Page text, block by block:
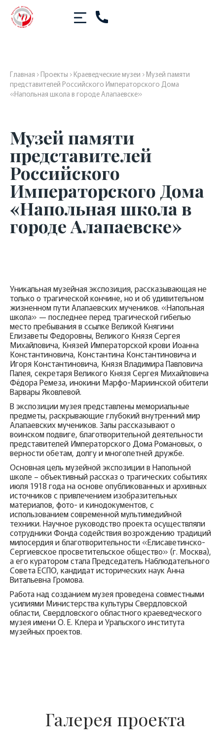
Главная ›Проекты ›Краеведческие музеи ›Музей памяти
представителей Российского Императорского Дома
«Напольная школа в городе Алапаевске»
Музей памяти
представителей
Российского
Императорского Дома
«Напольная школа в
городе Алапаевске»
Уникальная музейная экспозиция, рассказывающая не
только о трагической кончине, но и об удивительном
жизненном пути Алапаевских мучеников. «Напольная
школа» — последнее перед трагической гибелью
место пребывания в ссылке Великой Княгини
Елизаветы Федоровны, Великого Князя Сергея
Михайловича, Князей Императорской крови Иоанна
Константиновича, Константина Константиновича и
Игоря Константиновича, Князя Владимира Павловича
Палея, секретаря Великого Князя Сергея Михайловича
Фёдора Ремеза, инокини Марфо-Мариинской обители
Варвары Яковлевой.
В экспозиции музея представлены мемориальные
предметы, раскрывающие глубокий внутренний мир
Алапаевских мучеников. Залы рассказывают о
воинском подвиге, благотворительной деятельности
представителей Императорского Дома Романовых, о
верности обетам, долгу и многолетней дружбе.
Основная цель музейной экспозиции в Напольной
школе – объективный рассказ о трагических событиях
июля 1918 года на основе опубликованных и архивных
источников с привлечением изобразительных
материалов, фото- и кинодокументов, с
использованием современной мультимедийной
техники. Научное руководство проекта осуществляли
сотрудники Фонда содействия возрождению традиций
милосердия и благотворительности «Елисаветинско-
Сергиевское просветительское общество» (г. Москва),
а его куратором стала Председатель Наблюдательного
Совета ЕСПО, кандидат исторических наук Анна
Витальевна Громова.
Работа над созданием музея проведена совместными
усилиями Министерства культуры Свердловской
области, Свердловского областного краеведческого
музея имени О. Е. Клера и Уральского института
музейных проектов.
Галерея проекта